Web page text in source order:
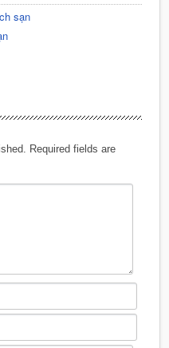
sạn
Required fields are